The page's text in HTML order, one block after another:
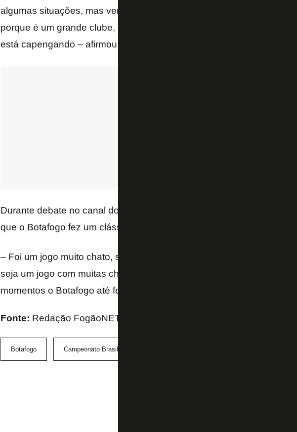
algumas situações, mas vemos que continua o mesmo de alguns
porque é um grande clube, é um clube tradicional, com história
está capengando – afirmou Kleber.
Durante debate no canal do “iG Esporte” no YouTube, o ex-jogador
que o Botafogo fez um clássico equilibrado contra o Flamengo.
– Foi um jogo muito chato, sempre que o Flamengo entra em campo
seja um jogo com muitas chances pelo elenco que o Flamengo tem.
momentos o Botafogo até foi melhor – analisou.
Fonte: Redação FogãoNET e Canal do iG Esporte
Botafogo Campeonato Brasileiro